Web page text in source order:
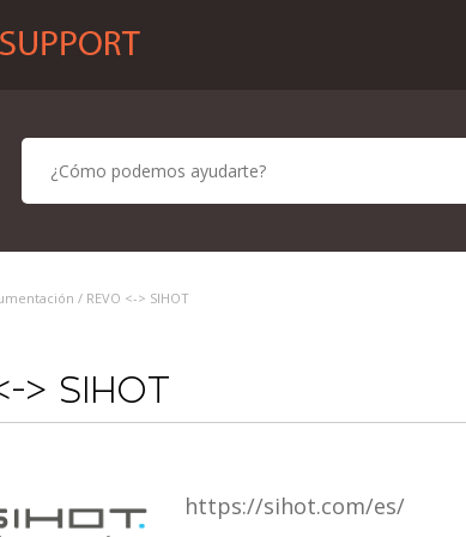
/ REVO <-> SIHOT
> SIHOT
https://sihot.com/es/